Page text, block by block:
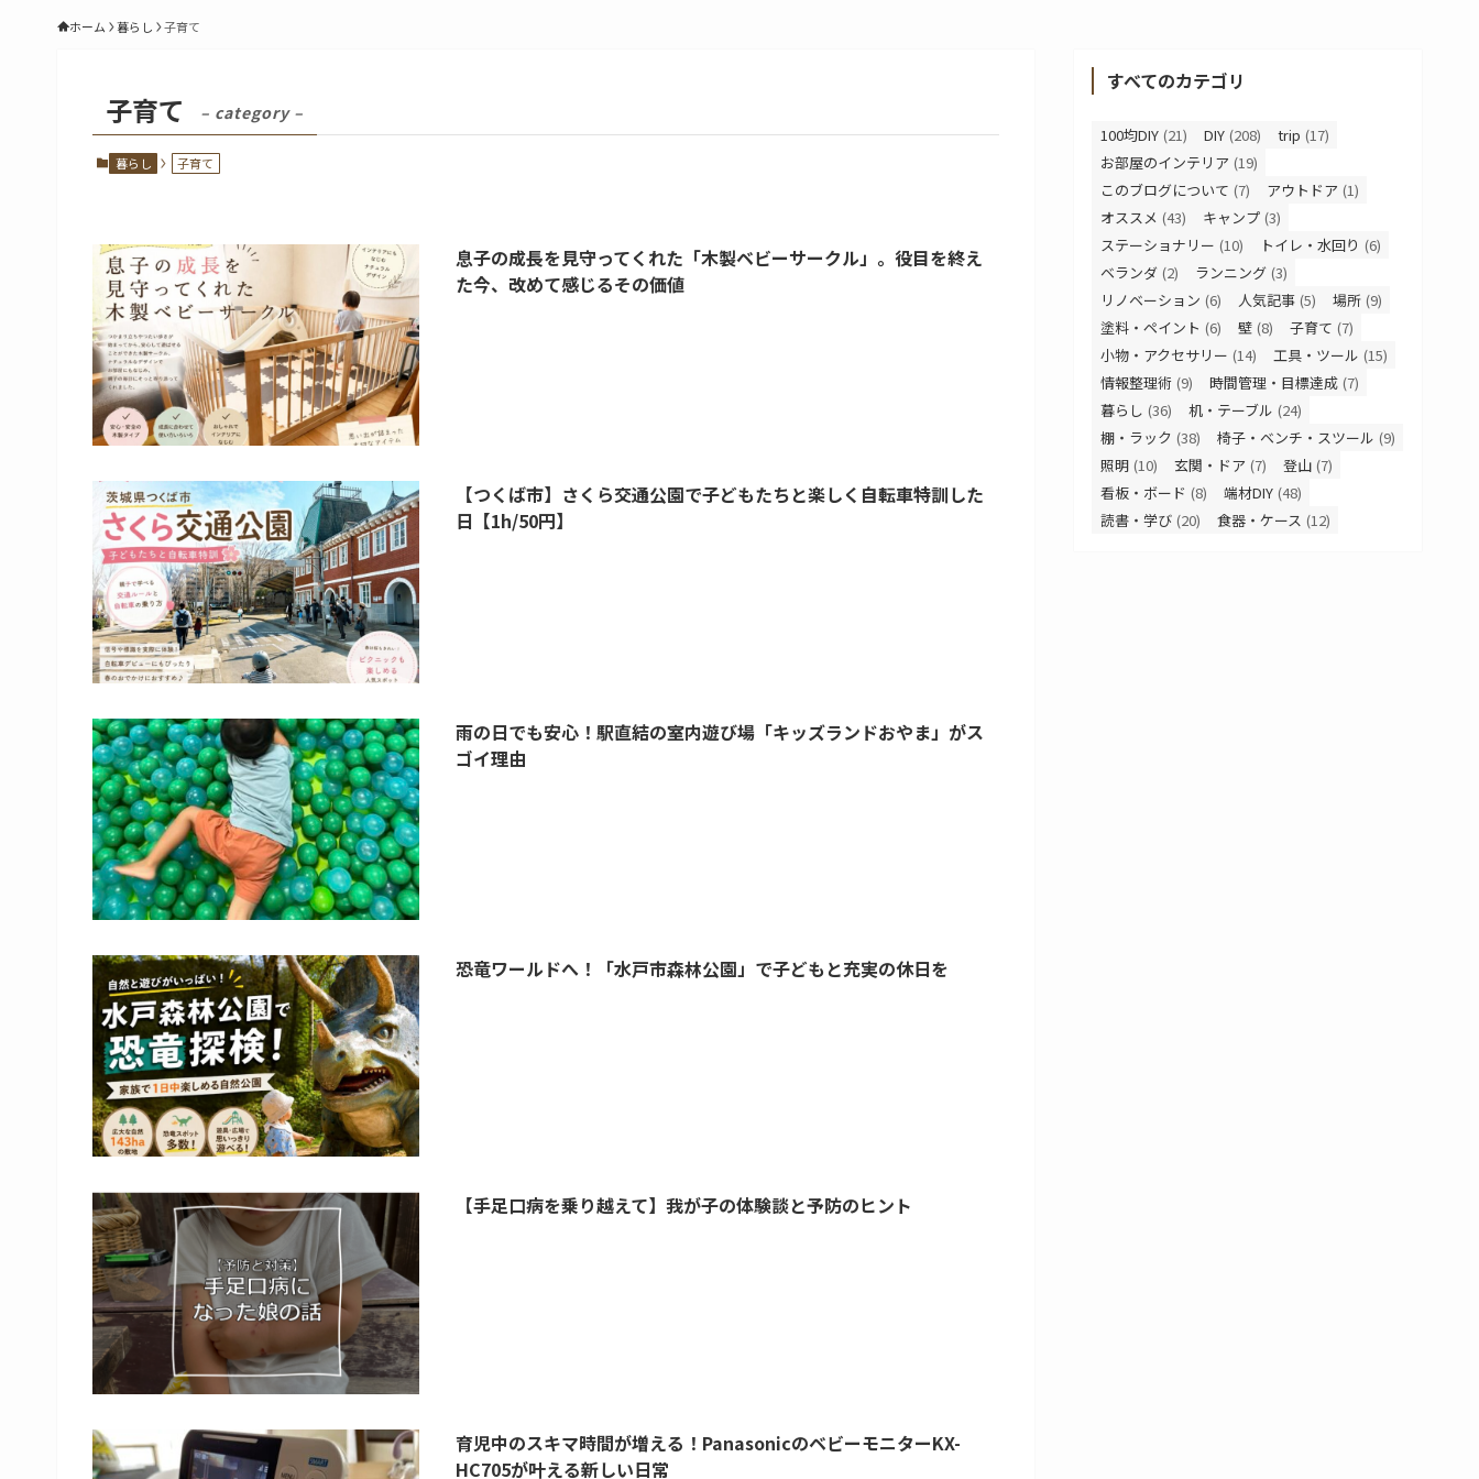
ホーム 暮らし 子育て
子育て – category –
暮らし 子育て
息子の成長を見守ってくれた「木製ベビーサークル」。役目を終え
た今、改めて感じるその価値
【つくば市】さくら交通公園で子どもたちと楽しく自転車特訓した
日【1h/50円】
雨の日でも安心！駅直結の室内遊び場「キッズランドおやま」がス
ゴイ理由
恐竜ワールドへ！「水戸市森林公園」で子どもと充実の休日を
【手足口病を乗り越えて】我が子の体験談と予防のヒント
育児中のスキマ時間が増える！PanasonicのベビーモニターKX-
HC705が叶える新しい日常
すべてのカテゴリ
100均DIY (21) DIY (208) trip (17)
お部屋のインテリア (19)
このブログについて (7) アウトドア (1)
オススメ (43) キャンプ (3)
ステーショナリー (10) トイレ・水回り (6)
ベランダ (2) ランニング (3)
リノベーション (6) 人気記事 (5) 場所 (9)
塗料・ペイント (6) 壁 (8) 子育て (7)
小物・アクセサリー (14) 工具・ツール (15)
情報整理術 (9) 時間管理・目標達成 (7)
暮らし (36) 机・テーブル (24)
棚・ラック (38) 椅子・ベンチ・スツール (9)
照明 (10) 玄関・ドア (7) 登山 (7)
看板・ボード (8) 端材DIY (48)
読書・学び (20) 食器・ケース (12)